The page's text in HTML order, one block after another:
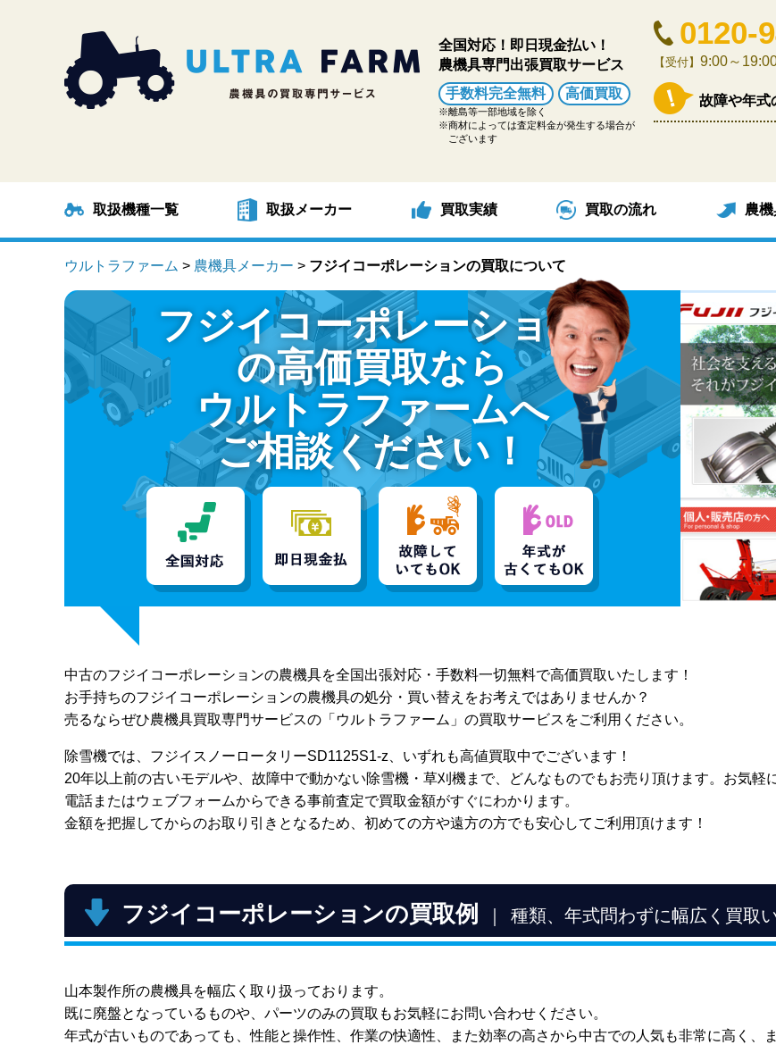
全国対応！即日現金払い！
農機具専門出張買取サービス
手数料完全無料
高価買取
離島等一部地域を除く
商材によっては査定料金が発生する場合が
ございます
0120-
【受付】 9:00～
故障や年式
取扱機種一覧 取扱メーカー 買取実績 買取の流れ 農
ウルトラファーム > 農機具メーカー > フジイコーポレーションの買取について
フジイコーポレーション
の高価買取なら
ウルトラファームへ
ご相談ください！
中古のフジイコーポレーションの農機具を全国出張対応・手数料一切無料で高価買取いたします！
お手持ちのフジイコーポレーションの農機具の処分・買い替えをお考えではありませんか？
売るならぜひ農機具買取専門サービスの「ウルトラファーム」の買取サービスをご利用ください。
除雪機では、フジイスノーロータリーSD1125S1-z、いずれも高値買取中でございます！
20年以上前の古いモデルや、故障中で動かない除雪機・草刈機まで、どんなものでもお売り頂けます。お気軽
電話またはウェブフォームからできる事前査定で買取金額がすぐにわかります。
金額を把握してからのお取り引きとなるため、初めての方や遠方の方でも安心してご利用頂けます！
フジイコーポレーションの買取例 種類、年式問わずに幅広く買取
山本製作所の農機具を幅広く取り扱っております。
既に廃盤となっているものや、パーツのみの買取もお気軽にお問い合わせください。
年式が古いものであっても、性能と操作性、作業の快適性、また効率の高さから中古での人気も非常に高く、